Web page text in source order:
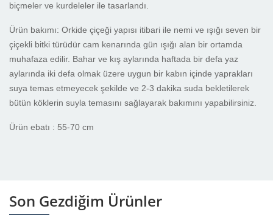
biçmeler ve kurdeleler ile tasarlandı.
Ürün bakımı: Orkide çiçeği yapısı itibari ile nemi ve ışığı seven bir
çiçekli bitki türüdür cam kenarında gün ışığı alan bir ortamda
muhafaza edilir. Bahar ve kış aylarında haftada bir defa yaz
aylarında iki defa olmak üzere uygun bir kabın içinde yaprakları
suya temas etmeyecek şekilde ve 2-3 dakika suda bekletilerek
bütün köklerin suyla temasını sağlayarak bakımını yapabilirsiniz.
Ürün ebatı : 55-70 cm
Son Gezdiğim Ürünler